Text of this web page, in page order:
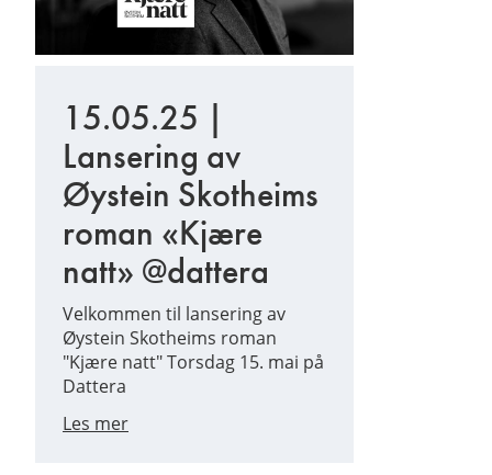
15.05.25 |
Lansering av
Øystein Skotheims
roman «Kjære
natt» @dattera
Velkommen til lansering av
Øystein Skotheims roman
"Kjære natt" Torsdag 15. mai på
Dattera
Les mer